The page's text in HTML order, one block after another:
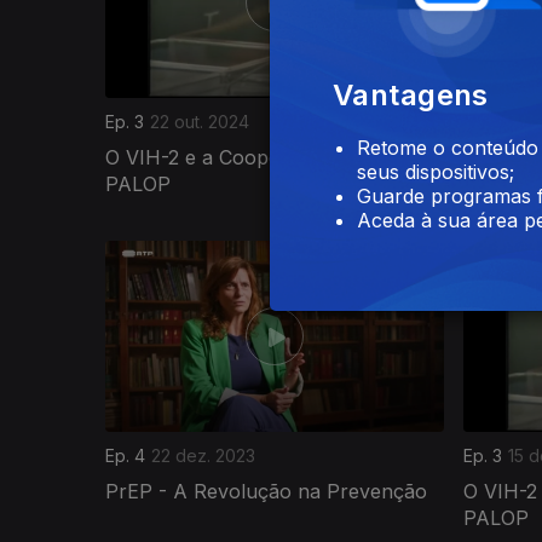
Ep. 3 22 out. 2024
O VIH-2 e a Cooperação com os
PALOP
O Peso
o
Ep. 4 22 dez. 2023
PrEP - A Revolução na Prevenção
Ep. 3 15
O VIH-
PALOP
732051
Vantagens
Retome o
seus dispositivos;
Guarde programas
Aceda à sua área